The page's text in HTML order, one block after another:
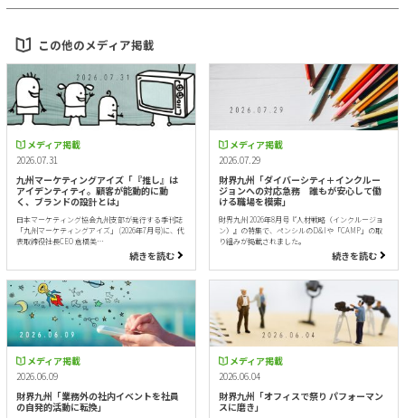
この他のメディア掲載
メディア掲載
2026.07.31
九州マーケティングアイズ「『推し』は
アイデンティティ。顧客が能動的に動
く、ブランドの設計とは」
日本マーケティング協会九州支部が発行する季刊誌
「九州マーケティングアイズ」 (2026年7月号)に、代
表取締役社長CEO 倉橋美…
続きを読む
メディア掲載
2026.07.29
財界九州「ダイバーシティ＋インクルー
ジョンへの対応急務 誰もが安心して働
ける職場を模索」
財界九州 2026年8月号『人材戦略（インクルージョ
ン）』の特集で、ペンシルのD&Iや「CAMP」の取
り組みが掲載されました。
続きを読む
メディア掲載
2026.06.09
財界九州「業務外の社内イベントを社員
の自発的活動に転換」
メディア掲載
2026.06.04
財界九州「オフィスで祭り パフォーマン
スに磨き」